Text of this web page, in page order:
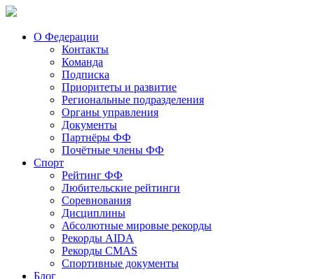
О Федерации
Контакты
Команда
Подписка
Приоритеты и развитие
Региональные подразделения
Органы управления
Документы
Партнёры ФФ
Почётные члены ФФ
Спорт
Рейтинг ФФ
Любительские рейтинги
Соревнования
Дисциплины
Абсолютные мировые рекорды
Рекорды AIDA
Рекорды CMAS
Спортивные документы
Блог